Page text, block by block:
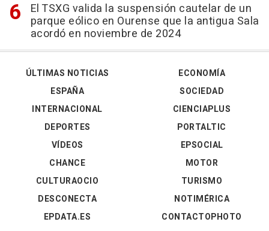
El TSXG valida la suspensión cautelar de un
parque eólico en Ourense que la antigua Sala
acordó en noviembre de 2024
ÚLTIMAS NOTICIAS
ESPAÑA
INTERNACIONAL
DEPORTES
VÍDEOS
ECONOMÍA
SOCIEDAD
CIENCIAPLUS
PORTALTIC
EPSOCIAL
CHANCE
CULTURAOCIO
DESCONECTA
EPDATA.ES
MOTOR
TURISMO
NOTIMÉRICA
CONTACTOPHOTO